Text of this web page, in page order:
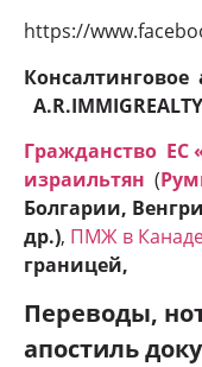
https://
Консалтинговое
Гражданство ЕC
израильтян (
Болгарии,
др.), ПМЖ в
границей,
Переводы,
апостиль